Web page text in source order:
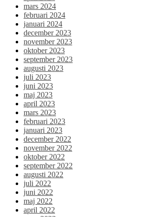
mars 2024
februari 2024
januari 2024
december 2023
november 2023
oktober 2023
september 2023
augusti 2023
juli 2023
juni 2023
maj 2023
april 2023
mars 2023
februari 2023
januari 2023
december 2022
november 2022
oktober 2022
september 2022
augusti 2022
juli 2022
juni 2022
maj 2022
april 2022